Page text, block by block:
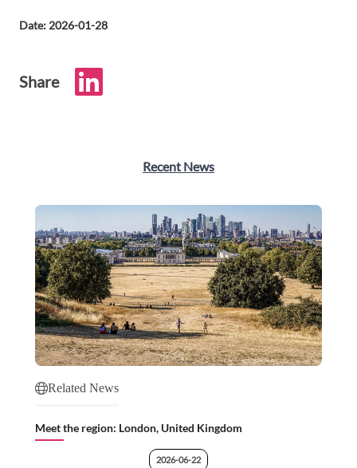
Date: 2026-01-28
Share
Recent News
Related News
Meet the region: London, United Kingdom
2026-06-22